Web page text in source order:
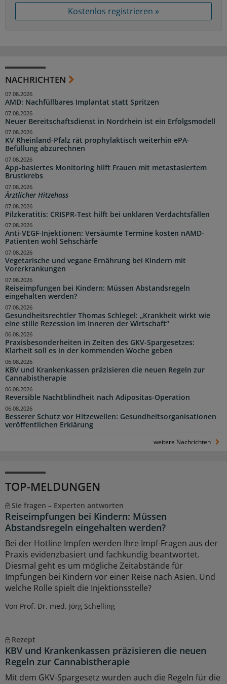
Kostenlos registrieren »
NACHRICHTEN
AMD: Nachfüllbares Implantat statt Spritzen
07.08.2026
Neuer Bereitschaftsdienst in Nordrhein ist ein Erfolgsmodell
07.08.2026
KV Rheinland-Pfalz rät prophylaktisch weiterhin ePA-
Befüllung abzurechnen
07.08.2026
App-basiertes Monitoring hilft Frauen mit metastasiertem
Brustkrebs
07.08.2026
Ärztlicher Hitzehass
07.08.2026
Pilzkeratitis: CRISPR-Test hilft bei unklaren Verdachtsfällen
07.08.2026
Anti-VEGF-Injektionen: Versäumte Termine kosten nAMD-
Patienten wohl Sehschärfe
07.08.2026
Vegetarische und vegane Ernährung bei Kindern mit
Vorerkrankungen
07.08.2026
Reiseimpfungen bei Kindern: Müssen Abstandsregeln
eingehalten werden?
07.08.2026
Gesundheitsrechtler Thomas Schlegel: „Krankheit wirkt wie
eine stille Rezession im Inneren der Wirtschaft“
07.08.2026
Praxisbesonderheiten in Zeiten des GKV-Spargesetzes:
Klarheit soll es in der kommenden Woche geben
06.08.2026
KBV und Krankenkassen präzisieren die neuen Regeln zur
Cannabistherapie
06.08.2026
Reversible Nachtblindheit nach Adipositas-Operation
06.08.2026
Besserer Schutz vor Hitzewellen: Gesundheitsorganisationen
veröffentlichen Erklärung
06.08.2026
weitere Nachrichten
TOP-MELDUNGEN
Sie fragen – Experten antworten
Reiseimpfungen bei Kindern: Müssen
Abstandsregeln eingehalten werden?
Bei der Hotline Impfen werden Ihre Impf-Fragen aus der
Praxis evidenzbasiert und fachkundig beantwortet.
Diesmal geht es um mögliche Zeitabstände für
Impfungen bei Kindern vor einer Reise nach Asien. Und
welche Rolle spielt die Injektionsstelle?
Von Prof. Dr. med. Jörg Schelling
Rezept
KBV und Krankenkassen präzisieren die neuen
Regeln zur Cannabistherapie
Mit dem GKV-Spargesetz wurden auch die Regeln für die